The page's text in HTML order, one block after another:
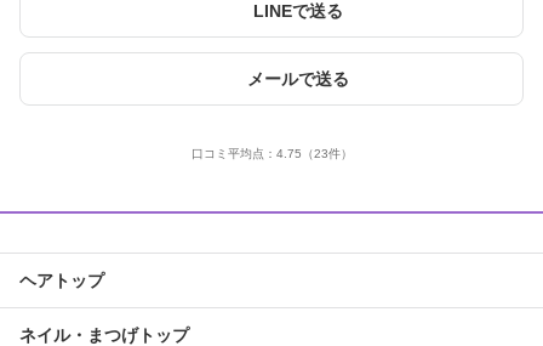
LINEで送る
メールで送る
口コミ平均点： 4.75 （23件）
ヘアトップ
ネイル・まつげトップ